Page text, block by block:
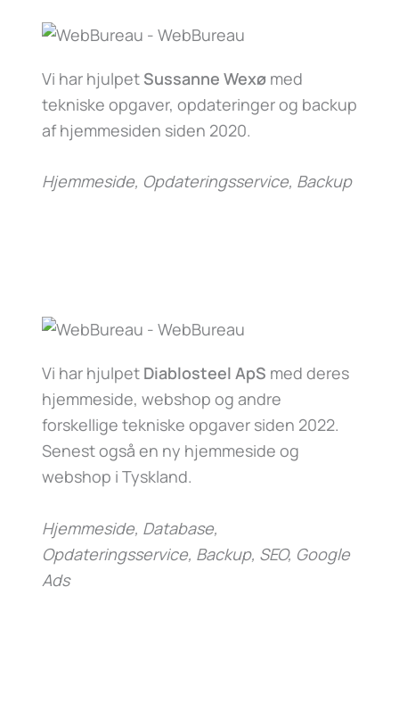
Vi har hjulpet Sussanne Wexø med
tekniske opgaver, opdateringer og backup
af hjemmesiden siden 2020.
Hjemmeside, Opdateringsservice, Backup
Vi har hjulpet Diablosteel ApS med deres
hjemmeside, webshop og andre
forskellige tekniske opgaver siden 2022.
Senest også en ny hjemmeside og
webshop i Tyskland.
Hjemmeside, Database,
Opdateringsservice, Backup, SEO, Google
Ads